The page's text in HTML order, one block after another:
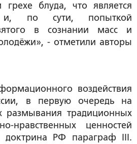
блуда, что является
по сути, попыткой
в сознании масс и
- отметили авторы
воздействия
в первую очередь на
размывания традиционных
нравственных ценностей
доктрина РФ параграф III.